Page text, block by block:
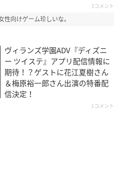
3コメント
向けゲーム珍しいな。
ヴィランズ学園ADV『ディズニ
ー ツイステ』アプリ配信情報に
期待！？ゲストに花江夏樹さん
＆梅原裕一郎さん出演の特番配
信決定！
1コメント